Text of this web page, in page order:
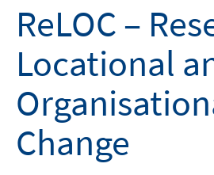
ReLOC –
Locational
Change